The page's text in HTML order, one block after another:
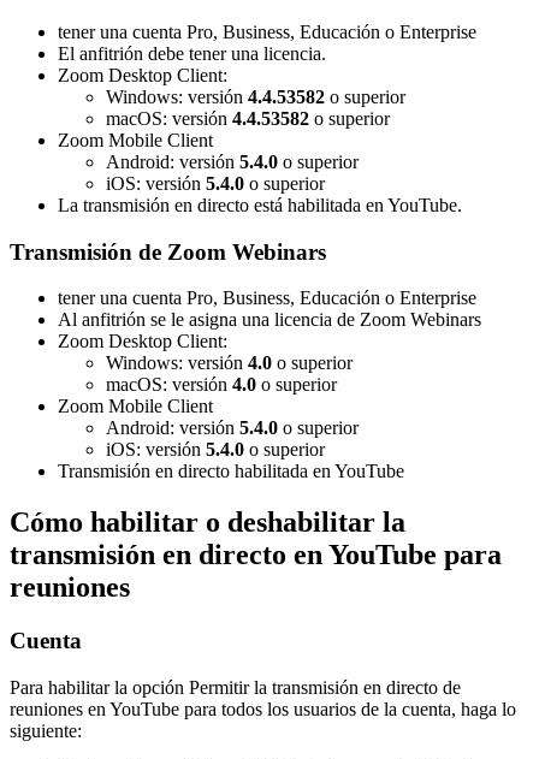
tener una cuenta Pro, Business, Educación o Enterprise
El anfitrión debe tener una licencia.
Zoom Desktop Client:
Windows: versión 4.4.53582 o superior
macOS: versión 4.4.53582 o superior
Zoom Mobile Client
Android: versión 5.4.0 o superior
iOS: versión 5.4.0 o superior
La transmisión en directo está habilitada en YouTube.
Transmisión de Zoom Webinars
tener una cuenta Pro, Business, Educación o Enterprise
Al anfitrión se le asigna una licencia de Zoom Webinars
Zoom Desktop Client:
Windows: versión 4.0 o superior
macOS: versión 4.0 o superior
Zoom Mobile Client
Android: versión 5.4.0 o superior
iOS: versión 5.4.0 o superior
Transmisión en directo habilitada en YouTube
Cómo habilitar o deshabilitar la
transmisión en directo en YouTube para
reuniones
Cuenta
Para habilitar la opción Permitir la transmisión en directo de
reuniones en YouTube para todos los usuarios de la cuenta, haga lo
siguiente: